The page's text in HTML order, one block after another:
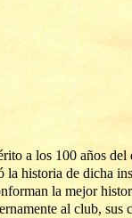
a los 100 años
historia de dicha
la mejor
al club, sus